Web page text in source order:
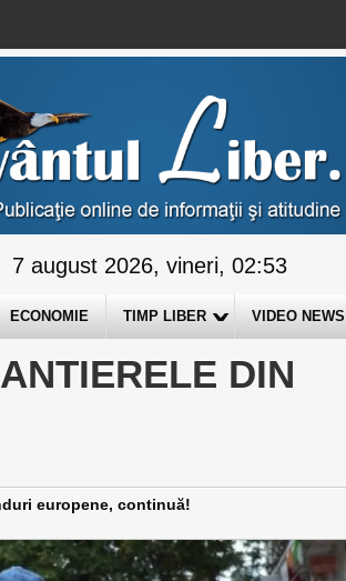
7 august 2026, vineri, 02:53
ECONOMIE TIMP LIBER VIDEO NEWS
DIN
europene, continuă!